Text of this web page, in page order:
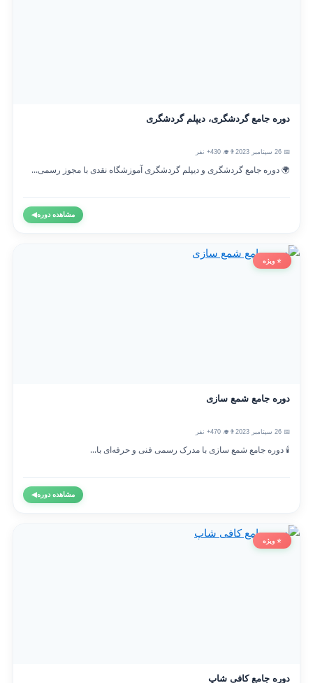
دوره جامع گردشگری، دیپلم گردشگری
👨‍🎓 430+ نفر
🌍 دوره جامع گردشگری و دیپلم گردشگری آموزشگاه نقدی با مجوز رسمی...
مشاهده دوره◀
⭐ ویژه
دوره جامع شمع سازی
👨‍🎓 470+ نفر
🕯️ دوره جامع شمع سازی با مدرک رسمی فنی و حرفه‌ای با...
مشاهده دوره◀
⭐ ویژه
دوره جامع کافی شاپ